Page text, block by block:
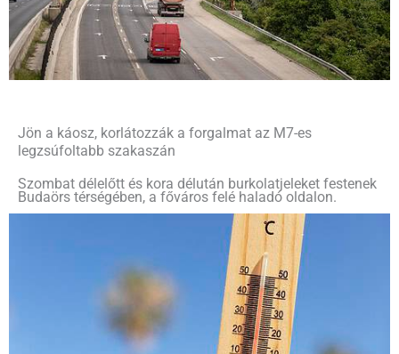
Jön a káosz, korlátozzák a forgalmat az M7-es
legzsúfoltabb szakaszán
Szombat délelőtt és kora délután burkolatjeleket festenek
Budaörs térségében, a főváros felé haladó oldalon.